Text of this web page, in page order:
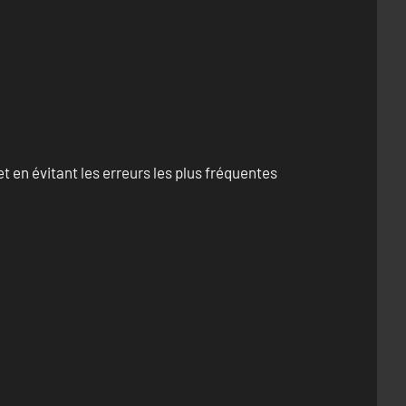
en évitant les erreurs les plus fréquentes